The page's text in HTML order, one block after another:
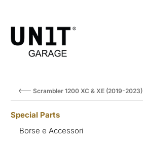
Scrambler 1200 XC & XE (2019-2023)
Special Parts
Borse e Accessori